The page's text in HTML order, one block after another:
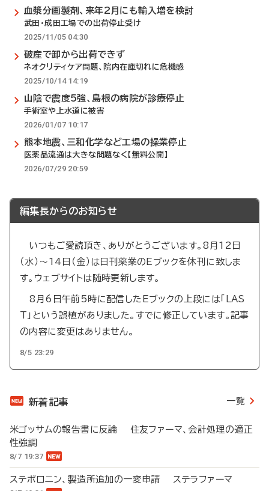
血漿分画製剤、来年2月にも輸入増を検討
武田・成田工場での出荷停止受け
2025/11/05 04:30
破産で卸から出荷できず
ネオクリティケア問題、院内在庫切れに危機感
2025/10/14 14:19
山陰で震度5強、島根の病院が診療停止
手術室や上水道に被害
2026/01/07 10:17
熊本地震、三和化学など工場の操業停止
医薬品流通は大きな問題なく【無料公開】
2026/07/29 20:59
編集長からのお知らせ
いつもご愛読頂き、ありがとうございます。8月12日
（水）～14日（金）は日刊薬業のEブックを休刊に致しま
す。ウェブサイトは随時更新します。
8月6日午前5時に配信したEブックの上段には「LAS
T」という誤植がありました。すでに修正しています。記事
の内容に変更はありません。
8/5 23:29
新着記事 一覧
米ゴッサムの報告書に反論 住友ファーマ、会計処理の適正
性強調
8/7 19:37
ステボロニン、製造所追加の一変申請 ステラファーマ